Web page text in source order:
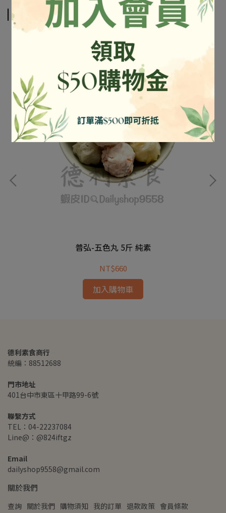
相關商品
普弘-五色丸 5斤 純素
NT$660
加入購物車
德利素食商行
統編：88512688
門市地址
401台中市東區十甲路99-6號
聯繫方式
TEL：04-22237084
Line@：@824iftgz
Email
dailyshop9558@gmail.com
關於我們
查詢 關於我們 購物須知 我的訂單 退款政策 會員條款